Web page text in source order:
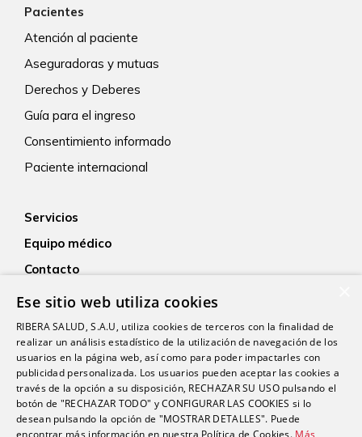
Pacientes
Atención al paciente
Aseguradoras y mutuas
Derechos y Deberes
Guía para el ingreso
Consentimiento informado
Paciente internacional
Servicios
Equipo médico
Contacto
Empleo
Actualidad
Ese sitio web utiliza cookies
RIBERA SALUD, S.A.U, utiliza cookies de terceros con la finalidad de
realizar un análisis estadístico de la utilización de navegación de los
usuarios en la página web, así como para poder impactarles con
publicidad personalizada. Los usuarios pueden aceptar las cookies a
través de la opción a su disposición, RECHAZAR SU USO pulsando el
botón de "RECHAZAR TODO" y CONFIGURAR LAS COOKIES si lo
desean pulsando la opción de "MOSTRAR DETALLES". Puede
encontrar más información en nuestra Política de Cookies. Más